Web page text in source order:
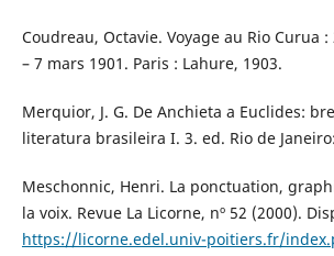
Coudreau, Octavie. Voyage au Rio Curua
– 7 mars 1901. Paris : Lahure, 1903.
Merquior, J. G. De Anchieta a Euclides:
literatura brasileira I. 3. ed. Rio de
Meschonnic, Henri. La ponctuation,
la voix. Revue La Licorne, nº 52 (2000).
https://licorne.edel.univ-poitiers.fr/